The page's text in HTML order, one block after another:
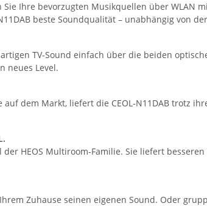
Ihre bevorzugten Musikquellen über WLAN
beste Soundqualität – unabhängig von
TV-Sound einfach über die beiden
neues Level.
dem Markt, liefert die CEOL-N11DAB trotz
HEOS Multiroom-Familie. Sie liefert
Zuhause seinen eigenen Sound. Oder